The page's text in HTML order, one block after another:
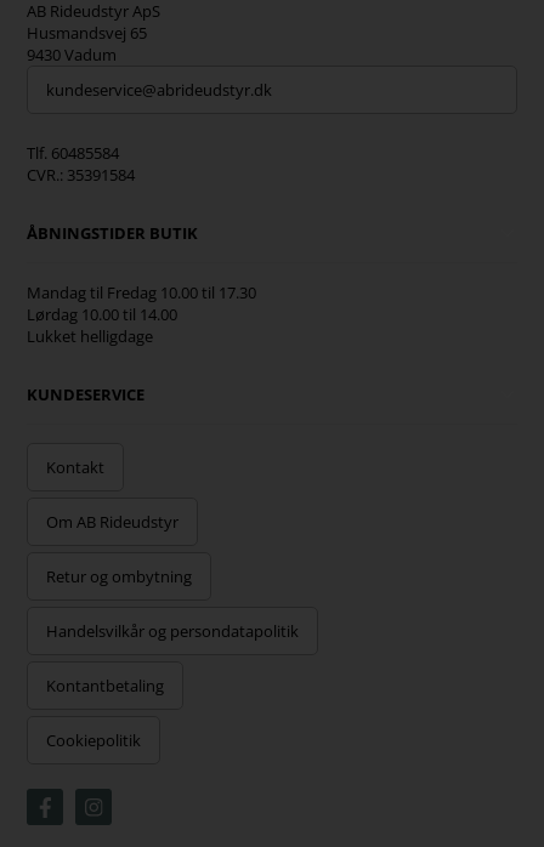
AB Rideudstyr ApS
Husmandsvej 65
9430 Vadum
kundeservice@abrideudstyr.dk
Tlf. 60485584
CVR.: 35391584
ÅBNINGSTIDER BUTIK
Mandag til Fredag 10.00 til 17.30
Lørdag 10.00 til 14.00
Lukket helligdage
KUNDESERVICE
Kontakt
Om AB Rideudstyr
Retur og ombytning
Handelsvilkår og persondatapolitik
Kontantbetaling
Cookiepolitik